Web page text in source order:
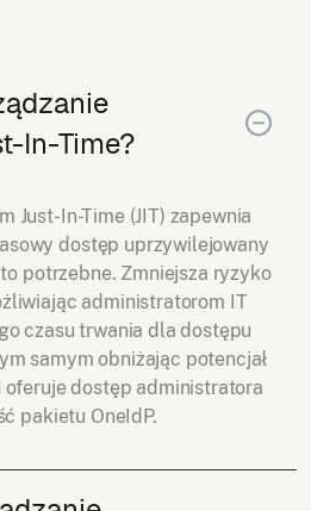
In-Time?
Just-In-Time (JIT) zapewnia
dostęp uprzywilejowany
potrzebne. Zmniejsza ryzyko
administratorom IT
czasu trwania dla dostępu
samym obniżając potencjał
dostęp administratora
pakietu OneIdP.